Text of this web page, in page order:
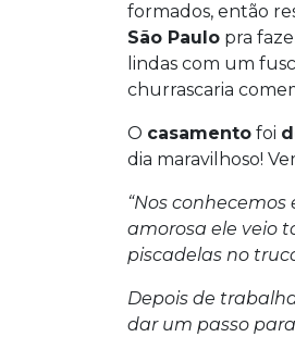
formados, então
São Paulo pra
lindas com um
churrascaria
O casamento foi
dia maravilhoso!
“Nos
amorosa ele veio
piscadelas no
Depois de
dar um passo